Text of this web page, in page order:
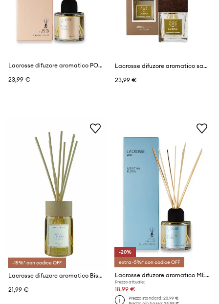
Lacrosse difuzore aromatico POPPY PEACH 100 ml
23,99 €
Lacrosse difuzore aromatico sandalwood & bergamot 100 ml
23,99 €
-15%* con codice OFF
Lacrosse difuzore aromatico Biscuit & Berries 100 ml
21,99 €
-20%
extra -5%* con codice OFF
Lacrosse difuzore aromatico MENTHA FLORA 100 ml
Prezzo attuale:
18,99 €
Prezzo standard:23,99 €